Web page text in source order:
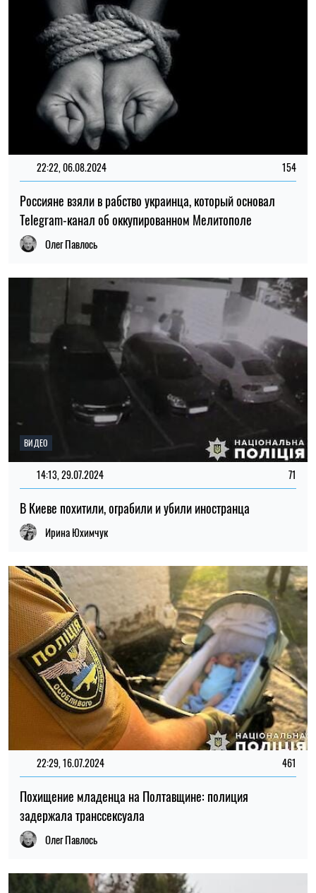
22:22, 06.08.2024 154
Россияне взяли в рабство украинца, который основал
Telegram-канал об оккупированном Мелитополе
Олег Павлось
ВИДЕО
14:13, 29.07.2024 71
В Киеве похитили, ограбили и убили иностранца
Ирина Юхимчук
22:29, 16.07.2024 461
Похищение младенца на Полтавщине: полиция
задержала транссексуала
Олег Павлось